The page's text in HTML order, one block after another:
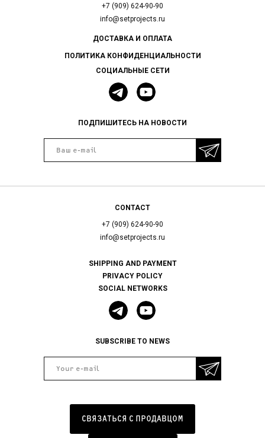
+7 (909) 624-90-90
info@setprojects.ru
СОЦИАЛЬНЫЕ СЕТИ
ПОДПИШИТЕСЬ НА НОВОСТИ
ДОСТАВКА И ОПЛАТА
ПОЛИТИКА КОНФИДЕНЦИАЛЬНОСТИ
CONTACT
+7 (909) 624-90-90
info@setprojects.ru
SOCIAL NETWORKS
SUBSCRIBE TO NEWS
SHIPPING AND PAYMENT
PRIVACY POLICY
СВЯЗАТЬСЯ С ПРОДАВЦОМ